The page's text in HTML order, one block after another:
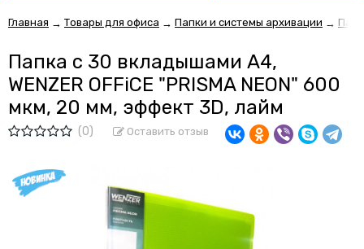
Главная → Товары для офиса → Папки и системы архивации →
Папка с 30 вкладышами А4,
WENZER OFFiCE "PRISMA NEON" 600
мкм, 20 мм, эффект 3D, лайм
(0) Оставить отзыв